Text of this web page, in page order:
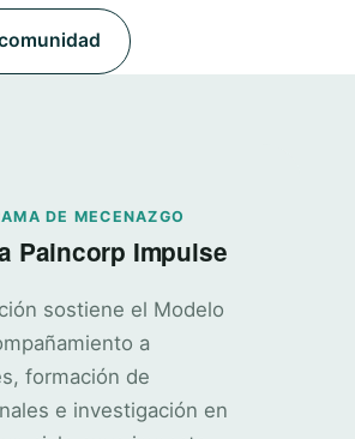
DE MECENAZGO
Paincorp Impulse
sostiene el Modelo
a
formación de
e investigación en